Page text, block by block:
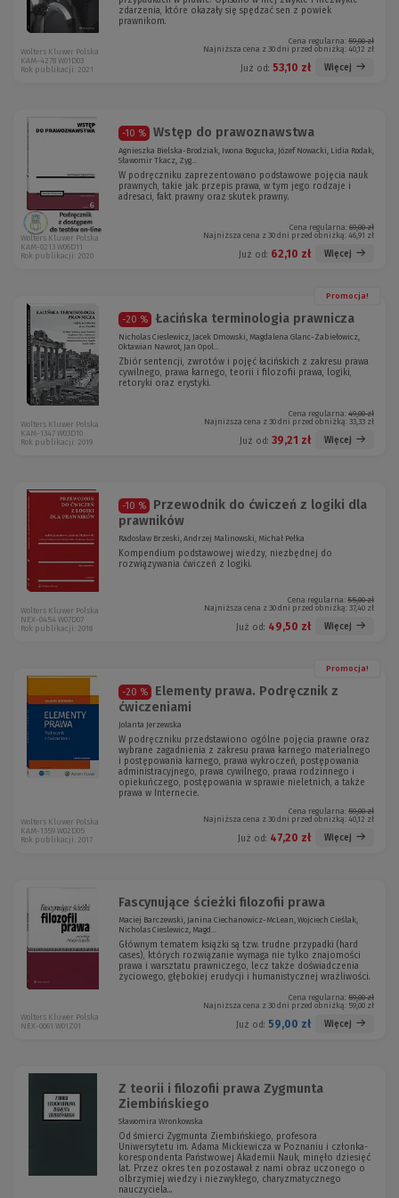
zdarzenia, które okazały się spędzać sen z powiek
prawnikom.
Cena regularna: 59,00 zł
Najniższa cena z 30 dni przed obniżką: 40,12 zł
Już od: 53,10 zł Więcej
Wolters Kluwer Polska
KAM-4278 W01D03
Rok publikacji: 2021
-10 % Wstęp do prawoznawstwa
Agnieszka Bielska-Brodziak, Iwona Bogucka, Józef Nowacki, Lidia Rodak,
Sławomir Tkacz, Zyg...
W podręczniku zaprezentowano podstawowe pojęcia nauk
prawnych, takie jak: przepis prawa, w tym jego rodzaje i
adresaci, fakt prawny oraz skutek prawny.
Cena regularna: 69,00 zł
Najniższa cena z 30 dni przed obniżką: 46,91 zł
Już od: 62,10 zł Więcej
Wolters Kluwer Polska
KAM-0213 W06D11
Rok publikacji: 2020
Promocja!
-20 % Łacińska terminologia prawnicza
Nicholas Cieslewicz, Jacek Dmowski, Magdalena Glanc-Żabiełowicz,
Oktawian Nawrot, Jan Opol...
Zbiór sentencji, zwrotów i pojęć łacińskich z zakresu prawa
cywilnego, prawa karnego, teorii i filozofii prawa, logiki,
retoryki oraz erystyki.
Cena regularna: 49,00 zł
Najniższa cena z 30 dni przed obniżką: 33,33 zł
Już od: 39,21 zł Więcej
Wolters Kluwer Polska
KAM-1347 W03D10
Rok publikacji: 2019
-10 %
Przewodnik do ćwiczeń z logiki dla
prawników
Radosław Brzeski, Andrzej Malinowski, Michał Pełka
Kompendium podstawowej wiedzy, niezbędnej do
rozwiązywania ćwiczeń z logiki.
Cena regularna: 55,00 zł
Najniższa cena z 30 dni przed obniżką: 37,40 zł
Już od: 49,50 zł Więcej
Wolters Kluwer Polska
NEX-0454 W07D07
Rok publikacji: 2018
Promocja!
-20 %
Elementy prawa. Podręcznik z
ćwiczeniami
Jolanta Jerzewska
W podręczniku przedstawiono ogólne pojęcia prawne oraz
wybrane zagadnienia z zakresu prawa karnego materialnego
i postępowania karnego, prawa wykroczeń, postępowania
administracyjnego, prawa cywilnego, prawa rodzinnego i
opiekuńczego, postępowania w sprawie nieletnich, a także
prawa w Internecie.
Cena regularna: 59,00 zł
Najniższa cena z 30 dni przed obniżką: 40,12 zł
Już od: 47,20 zł Więcej
Wolters Kluwer Polska
KAM-1359 W02D05
Rok publikacji: 2017
Fascynujące ścieżki filozofii prawa
Maciej Barczewski, Janina Ciechanowicz-McLean, Wojciech Cieślak,
Nicholas Cieslewicz, Magd...
Głównym tematem książki są tzw. trudne przypadki (hard
cases), których rozwiązanie wymaga nie tylko znajomości
prawa i warsztatu prawniczego, lecz także doświadczenia
życiowego, głębokiej erudycji i humanistycznej wrażliwości.
Cena regularna: 59,00 zł
Najniższa cena z 30 dni przed obniżką: 59,00 zł
Już od: 59,00 zł Więcej
Wolters Kluwer Polska
NEX-0061 W01Z01
Z teorii i filozofii prawa Zygmunta
Ziembińskiego
Sławomira Wronkowska
Od śmierci Zygmunta Ziembińskiego, profesora
Uniwersytetu im. Adama Mickiewicza w Poznaniu i członka-
korespondenta Państwowej Akademii Nauk, minęło dziesięć
lat. Przez okres ten pozostawał z nami obraz uczonego o
olbrzymiej wiedzy i niezwykłego, charyzmatycznego
nauczyciela...